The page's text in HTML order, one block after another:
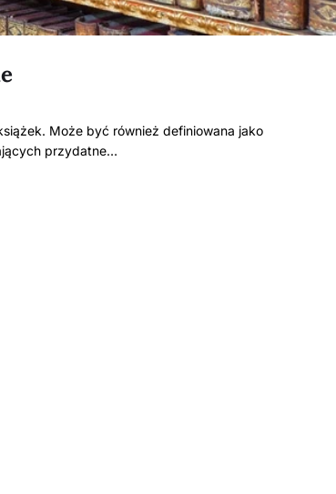
Może być również definiowana jako
przydatne…